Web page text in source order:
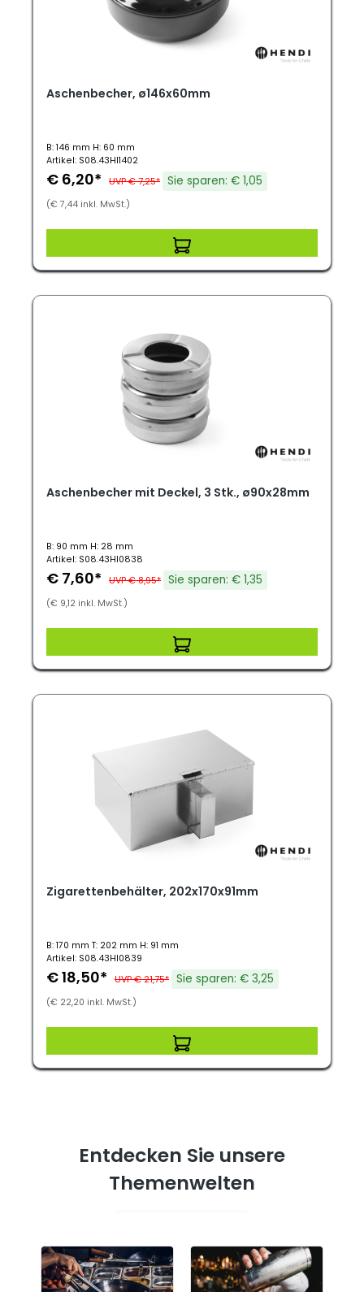
Aschenbecher, ø146x60mm
B: 146 mm H: 60 mm
Artikel: S08.43HI1402
€ 6,20* UVP € 7,25* Sie sparen: € 1,05
(€ 7,44 inkl. MwSt.)
Aschenbecher mit Deckel, 3 Stk., ø90x28mm
B: 90 mm H: 28 mm
Artikel: S08.43HI0838
€ 7,60* UVP € 8,95* Sie sparen: € 1,35
(€ 9,12 inkl. MwSt.)
Zigarettenbehälter, 202x170x91mm
B: 170 mm T: 202 mm H: 91 mm
Artikel: S08.43HI0839
€ 18,50* UVP € 21,75* Sie sparen: € 3,25
(€ 22,20 inkl. MwSt.)
Entdecken Sie unsere
Themenwelten